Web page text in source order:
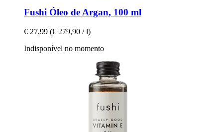
Fushi Óleo de Argan, 100 ml
€ 27,99 (€ 279,90 / l)
Indisponível no momento